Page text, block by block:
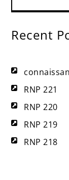
Recent
RNP 221
RNP 220
RNP 219
RNP 218